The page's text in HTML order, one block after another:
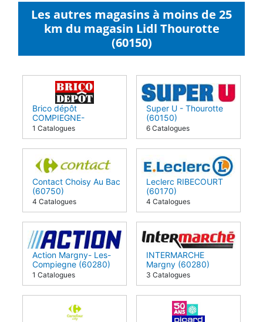
Les autres magasins à moins de 25
km du magasin Lidl Thourotte
(60150)
Brico dépôt
COMPIEGNE-
THOUROTTE (60150)
1 Catalogues
Super U - Thourotte
(60150)
6 Catalogues
Contact Choisy Au Bac
(60750)
4 Catalogues
Leclerc RIBECOURT
(60170)
4 Catalogues
Action Margny- Les-
Compiegne (60280)
1 Catalogues
INTERMARCHE
Margny (60280)
3 Catalogues